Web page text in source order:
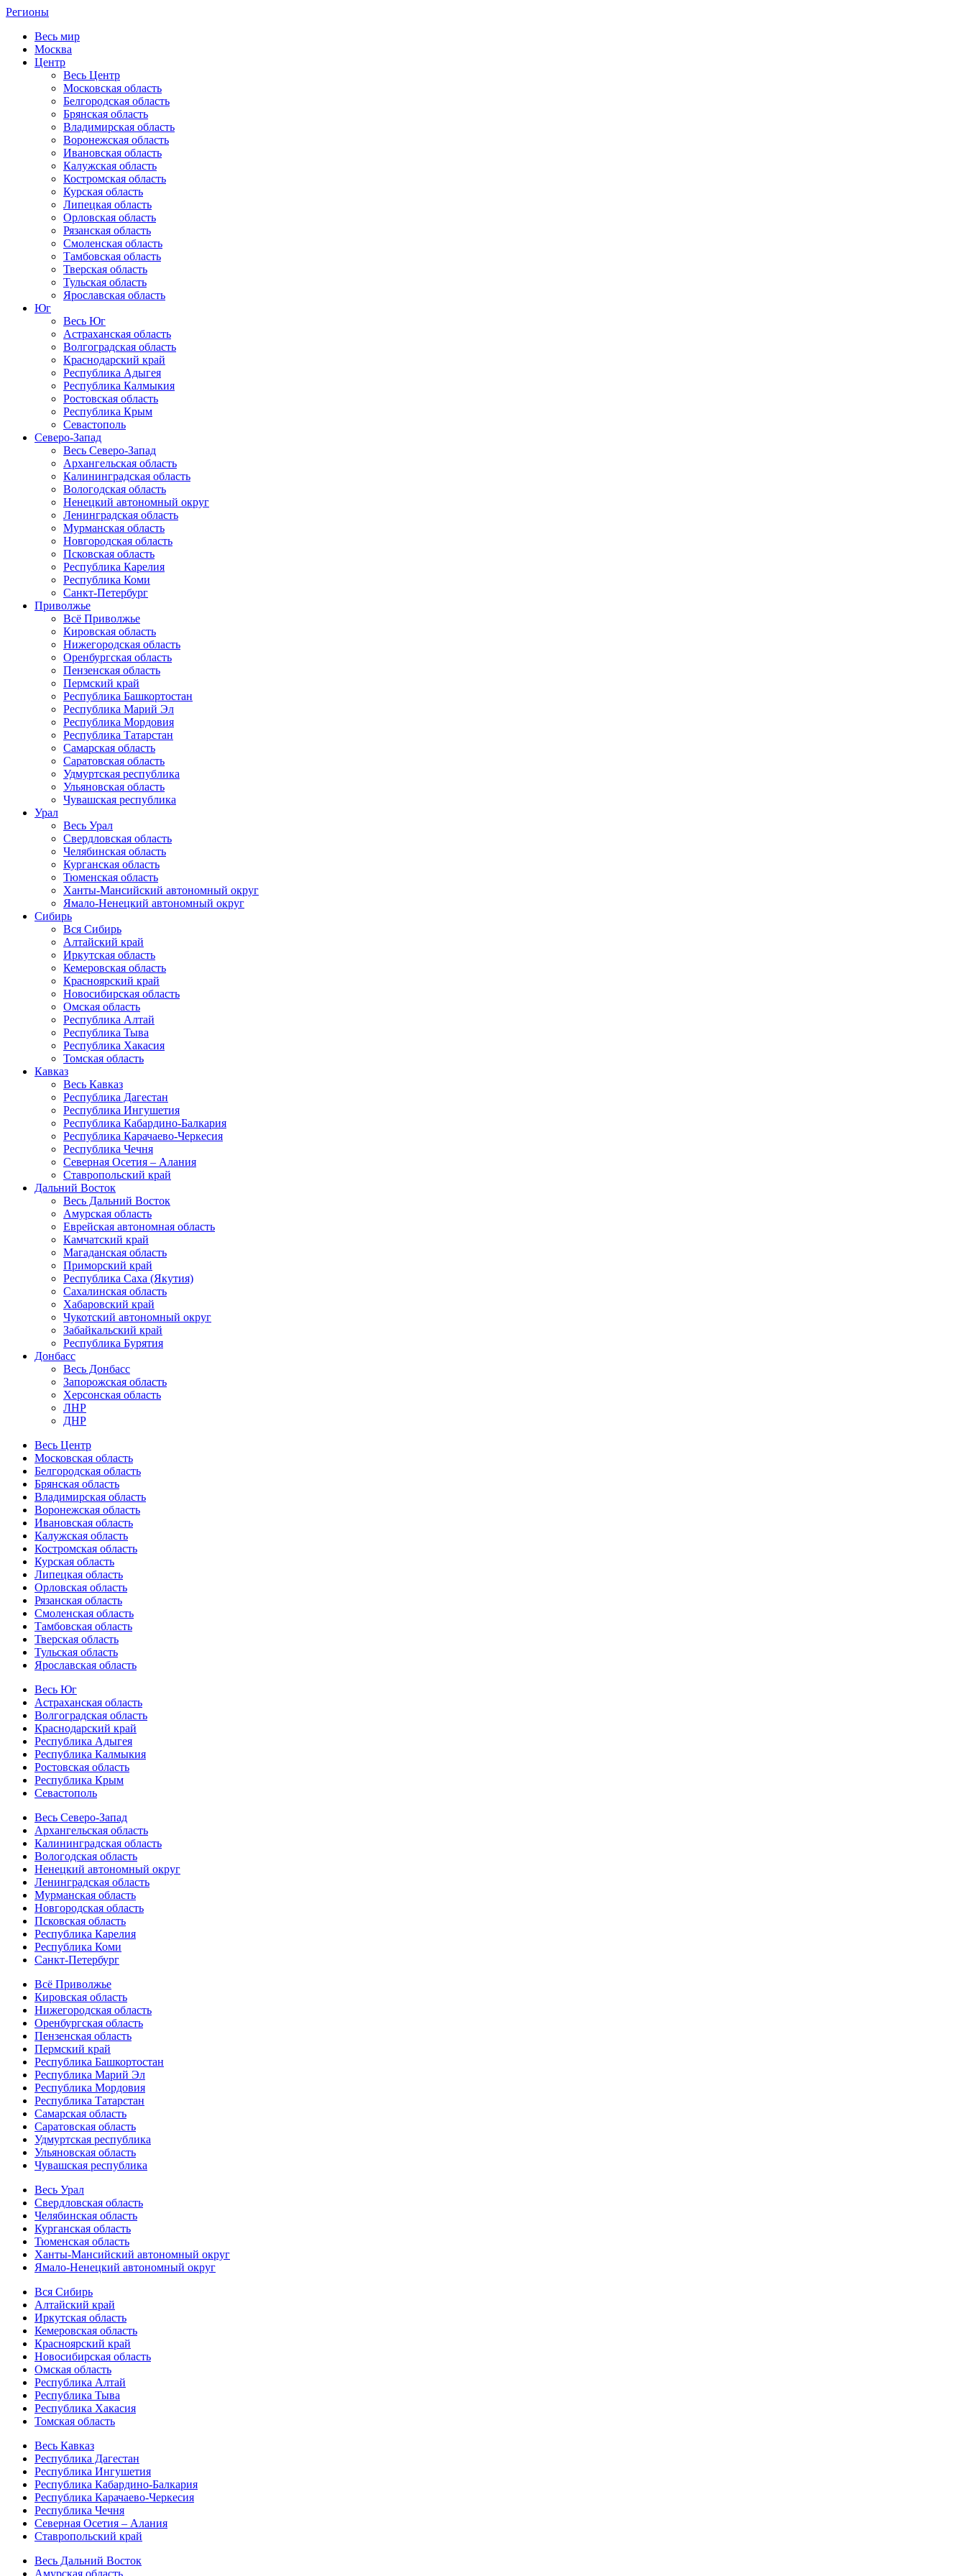
Регионы
Весь мир
Москва
Центр
Весь Центр
Московская область
Белгородская область
Брянская область
Владимирская область
Воронежская область
Ивановская область
Калужская область
Костромская область
Курская область
Липецкая область
Орловская область
Рязанская область
Смоленская область
Тамбовская область
Тверская область
Тульская область
Ярославская область
Юг
Весь Юг
Астраханская область
Волгоградская область
Краснодарский край
Республика Адыгея
Республика Калмыкия
Ростовская область
Республика Крым
Севастополь
Северо-Запад
Весь Северо-Запад
Архангельская область
Калининградская область
Вологодская область
Ненецкий автономный округ
Ленинградская область
Мурманская область
Новгородская область
Псковская область
Республика Карелия
Республика Коми
Санкт-Петербург
Приволжье
Всё Приволжье
Кировская область
Нижегородская область
Оренбургская область
Пензенская область
Пермский край
Республика Башкортостан
Республика Марий Эл
Республика Мордовия
Республика Татарстан
Самарская область
Саратовская область
Удмуртская республика
Ульяновская область
Чувашская республика
Урал
Весь Урал
Свердловская область
Челябинская область
Курганская область
Тюменская область
Ханты-Мансийский автономный округ
Ямало-Ненецкий автономный округ
Сибирь
Вся Сибирь
Алтайский край
Иркутская область
Кемеровская область
Красноярский край
Новосибирская область
Омская область
Республика Алтай
Республика Тыва
Республика Хакасия
Томская область
Кавказ
Весь Кавказ
Республика Дагестан
Республика Ингушетия
Республика Кабардино-Балкария
Республика Карачаево-Черкесия
Республика Чечня
Северная Осетия – Алания
Ставропольский край
Дальний Восток
Весь Дальний Восток
Амурская область
Еврейская автономная область
Камчатский край
Магаданская область
Приморский край
Республика Саха (Якутия)
Сахалинская область
Хабаровский край
Чукотский автономный округ
Забайкальский край
Республика Бурятия
Донбасс
Весь Донбасс
Запорожская область
Херсонская область
ЛНР
ДНР
Весь Центр
Московская область
Белгородская область
Брянская область
Владимирская область
Воронежская область
Ивановская область
Калужская область
Костромская область
Курская область
Липецкая область
Орловская область
Рязанская область
Смоленская область
Тамбовская область
Тверская область
Тульская область
Ярославская область
Весь Юг
Астраханская область
Волгоградская область
Краснодарский край
Республика Адыгея
Республика Калмыкия
Ростовская область
Республика Крым
Севастополь
Весь Северо-Запад
Архангельская область
Калининградская область
Вологодская область
Ненецкий автономный округ
Ленинградская область
Мурманская область
Новгородская область
Псковская область
Республика Карелия
Республика Коми
Санкт-Петербург
Всё Приволжье
Кировская область
Нижегородская область
Оренбургская область
Пензенская область
Пермский край
Республика Башкортостан
Республика Марий Эл
Республика Мордовия
Республика Татарстан
Самарская область
Саратовская область
Удмуртская республика
Ульяновская область
Чувашская республика
Весь Урал
Свердловская область
Челябинская область
Курганская область
Тюменская область
Ханты-Мансийский автономный округ
Ямало-Ненецкий автономный округ
Вся Сибирь
Алтайский край
Иркутская область
Кемеровская область
Красноярский край
Новосибирская область
Омская область
Республика Алтай
Республика Тыва
Республика Хакасия
Томская область
Весь Кавказ
Республика Дагестан
Республика Ингушетия
Республика Кабардино-Балкария
Республика Карачаево-Черкесия
Республика Чечня
Северная Осетия – Алания
Ставропольский край
Весь Дальний Восток
Амурская область